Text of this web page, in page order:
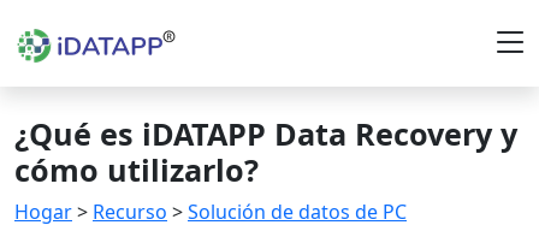
¿Qué es iDATAPP Data Recovery y
cómo utilizarlo?
Hogar> Recurso >Solución de datos de PC